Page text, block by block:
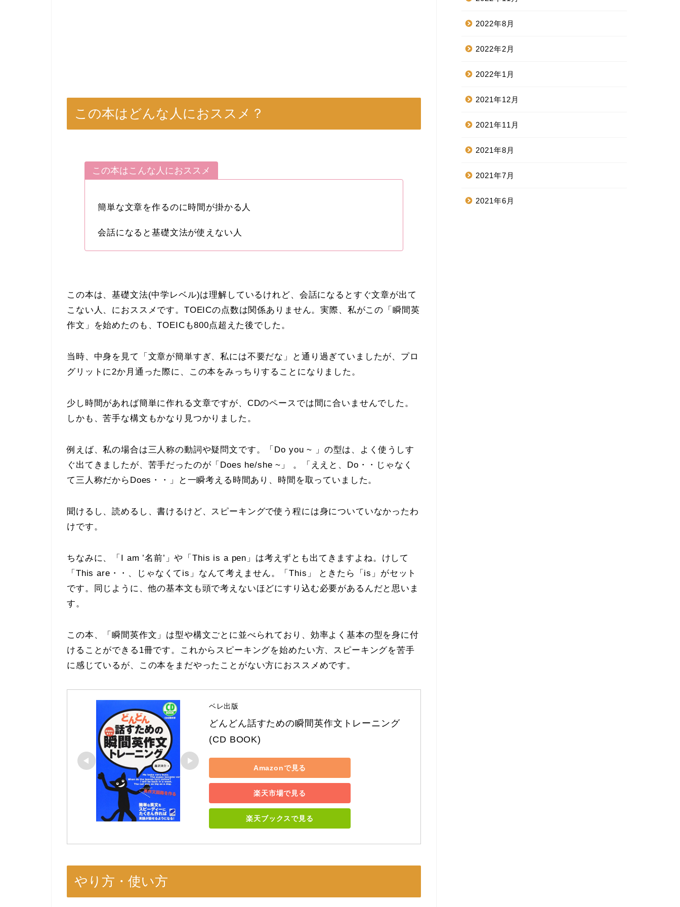
この本はどんな人におススメ？
この本はこんな人におススメ
簡単な文章を作るのに時間が掛かる人
会話になると基礎文法が使えない人
この本は、基礎文法(中学レベル)は理解しているけれど、会話になるとすぐ文章が出て
こない人 、におススメです。TOEICの点数は関係ありません。実際、私がこの「瞬間英
作文」を始めたのも、TOEICも800点超えた後でした。
当時、中身を見て「文章が簡単すぎ、私には不要だな」と通り過ぎていましたが、プロ
グリットに2か月通った際に、この本をみっちりすることになりました。
少し時間があれば簡単に作れる文章ですが、CDのペースでは間に合いませんでした。
しかも、苦手な構文もかなり見つかりました。
例えば、私の場合は三人称の動詞や疑問文です。「Do you ~ 」の型は、よく使うしす
ぐ出てきましたが、苦手だったのが「Does he/she ~」 。「ええと、Do・・じゃなく
て三人称だからDoes・・」と一瞬考える時間あり、時間を取っていました。
聞けるし、読めるし、書けるけど、 スピーキングで使う程には身についていなかったわ
けです。
ちなみに、「I am ’名前’」や「This is a pen」は考えずとも出てきますよね。けして
「This are・・、じゃなくてis」なんて考えません。「This」 ときたら「is」がセット
です。同じように、他の基本文も頭で考えないほどにすり込む必要があ る んだと思いま
す。
この本、「瞬間英作文」は型や構文ごとに並べられており、 効率よく基本の型を身に付
けることができる1冊です。これからスピーキングを始めたい方、スピーキングを苦手
に感じているが、この本をまだやったことがない方におススメめです。
ベレ出版
どんどん話すための瞬間英作文トレーニング
(CD BOOK)
Amazonで見る
楽天市場で見る
楽天ブックスで見る
やり方・使い方
2022年8月
2022年2月
2022年1月
2021年12月
2021年11月
2021年8月
2021年7月
2021年6月